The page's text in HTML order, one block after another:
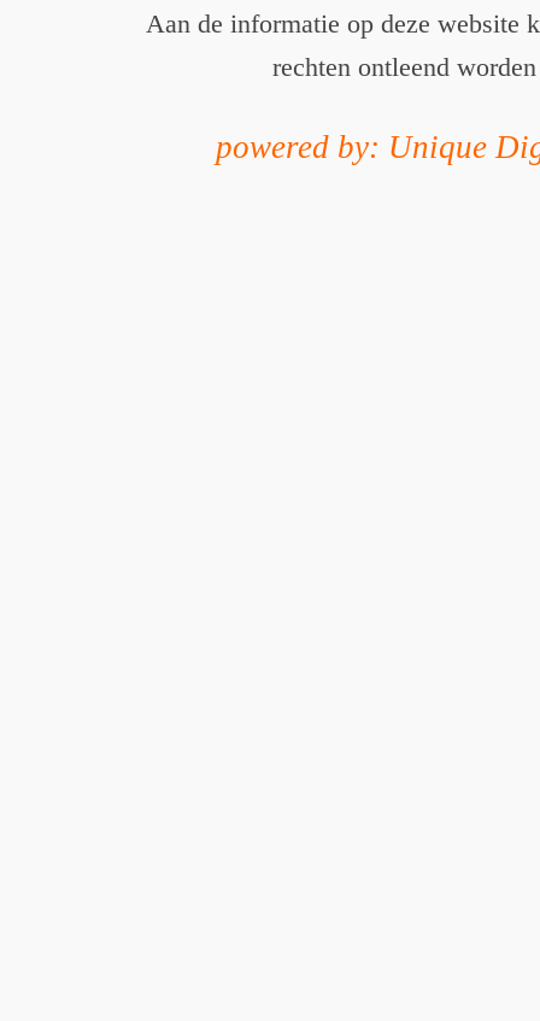
Aan de informatie op deze website
rechten ontleend worden
powered by: Unique